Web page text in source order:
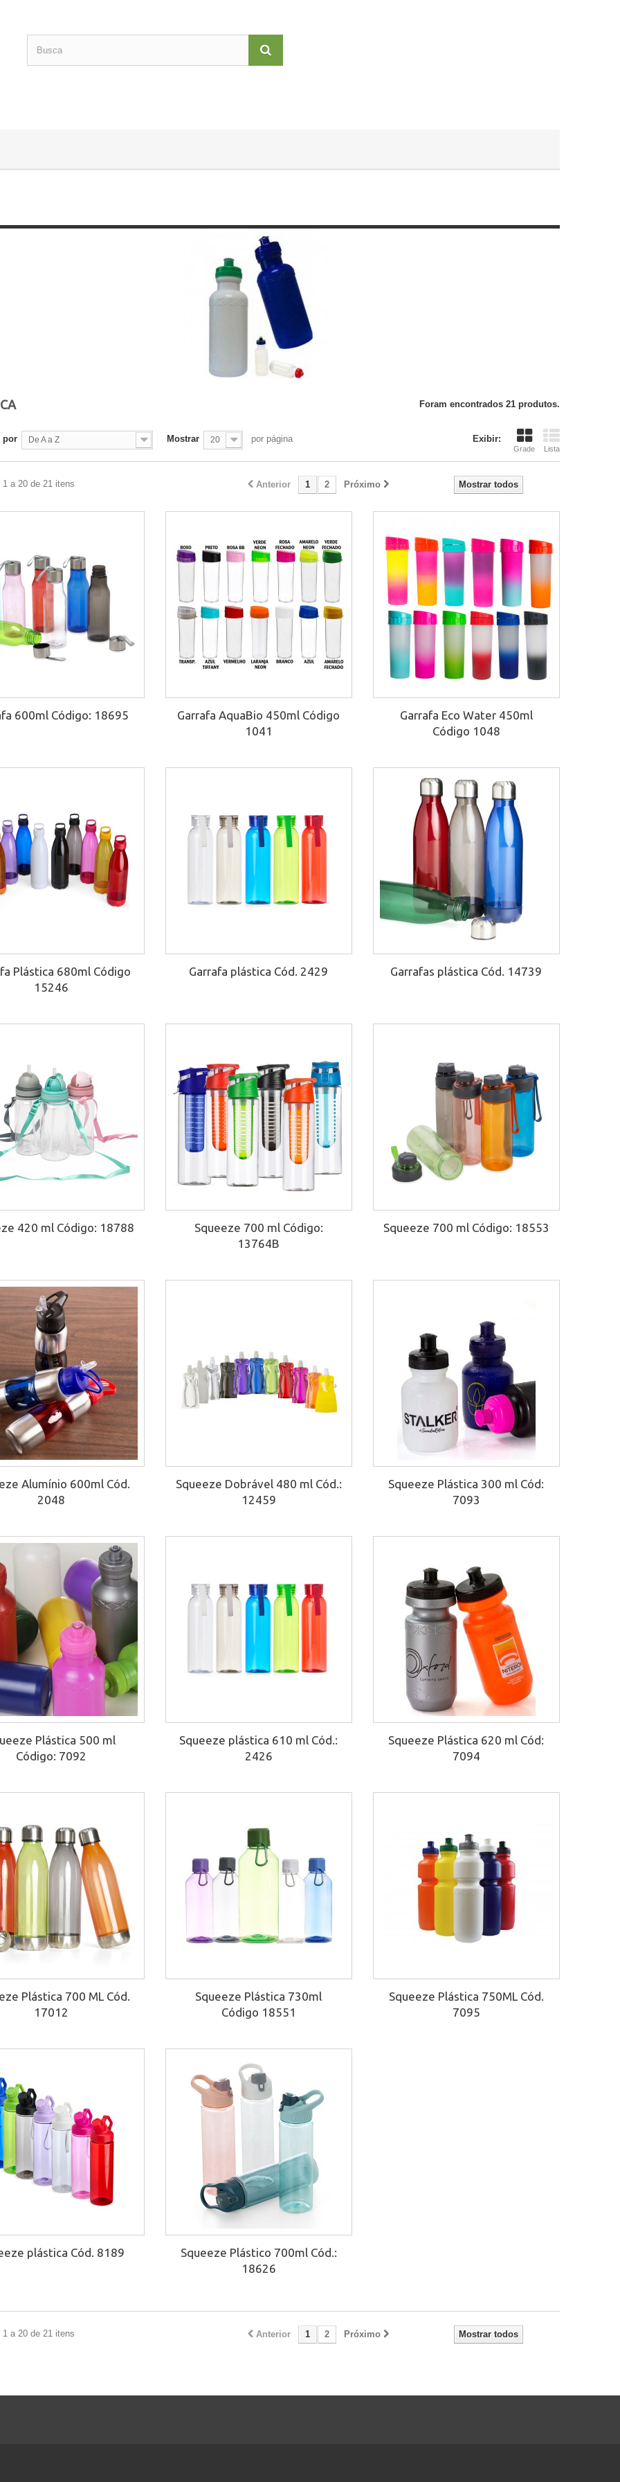
Foram encontrados 21 produtos.
Exibir:
Grade Lista
por De A a Z Mostrar 20 por página
Mostrar todos
Anterior 1 2 Próximo
1 a 20 de 21 itens
600ml Código: 18695
Garrafa AquaBio 450ml Código
1041
Garrafa Eco Water 450ml
Código 1048
Plástica 680ml Código
15246
Garrafa plástica Cód. 2429 Garrafas plástica Cód. 14739
420 ml Código: 18788
Squeeze 700 ml Código:
13764B
Squeeze 700 ml Código: 18553
Alumínio 600ml Cód.
2048
Squeeze Dobrável 480 ml Cód.:
12459
Squeeze Plástica 300 ml Cód:
7093
Plástica 500 ml
Código: 7092
Squeeze plástica 610 ml Cód.:
2426
Squeeze Plástica 620 ml Cód:
7094
Plástica 700 ML Cód.
17012
Squeeze Plástica 730ml
Código 18551
Squeeze Plástica 750ML Cód.
7095
plástica Cód. 8189
Squeeze Plástico 700ml Cód.:
18626
Mostrar todos
Anterior 1 2 Próximo
1 a 20 de 21 itens